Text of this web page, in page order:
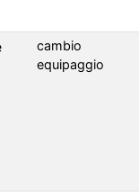
cambio
equipaggio